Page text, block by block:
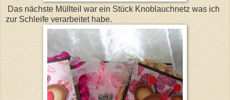
Das nächste Müllteil war ein Stück Knoblauchnetz was ich
zur Schleife verarbeitet habe.